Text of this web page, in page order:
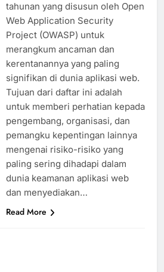
tahunan yang disusun oleh Open
Web Application Security
Project (OWASP) untuk
merangkum ancaman dan
kerentanannya yang paling
signifikan di dunia aplikasi web.
Tujuan dari daftar ini adalah
untuk memberi perhatian kepada
pengembang, organisasi, dan
pemangku kepentingan lainnya
mengenai risiko-risiko yang
paling sering dihadapi dalam
dunia keamanan aplikasi web
dan menyediakan…
Read More